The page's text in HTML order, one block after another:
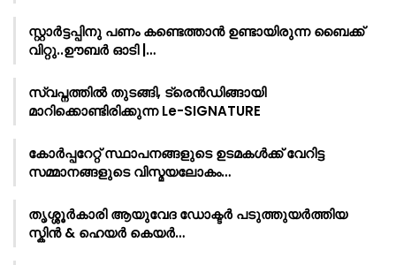
സ്റ്റാർട്ടപ്പിനു പണം കണ്ടെത്താൻ ഉണ്ടായിരുന്ന ബൈക്ക്
വിറ്റു..ഊബർ ഓടി |…
സ്വപ്നത്തിൽ തുടങ്ങി, ട്രെൻഡിങ്ങായി
മാറിക്കൊണ്ടിരിക്കുന്ന Le-SIGNATURE
കോർപ്പറേറ്റ് സ്ഥാപനങ്ങളുടെ ഉടമകൾക്ക് വേറിട്ട
സമ്മാനങ്ങളുടെ വിസ്മയലോകം…
തൃശ്ശൂർകാരി ആയുവേദ ഡോക്ടർ പടുത്തുയർത്തിയ
സ്കിൻ & ഹെയർ കെയർ…